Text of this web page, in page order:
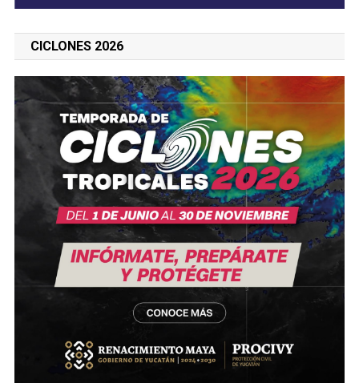
CICLONES 2026